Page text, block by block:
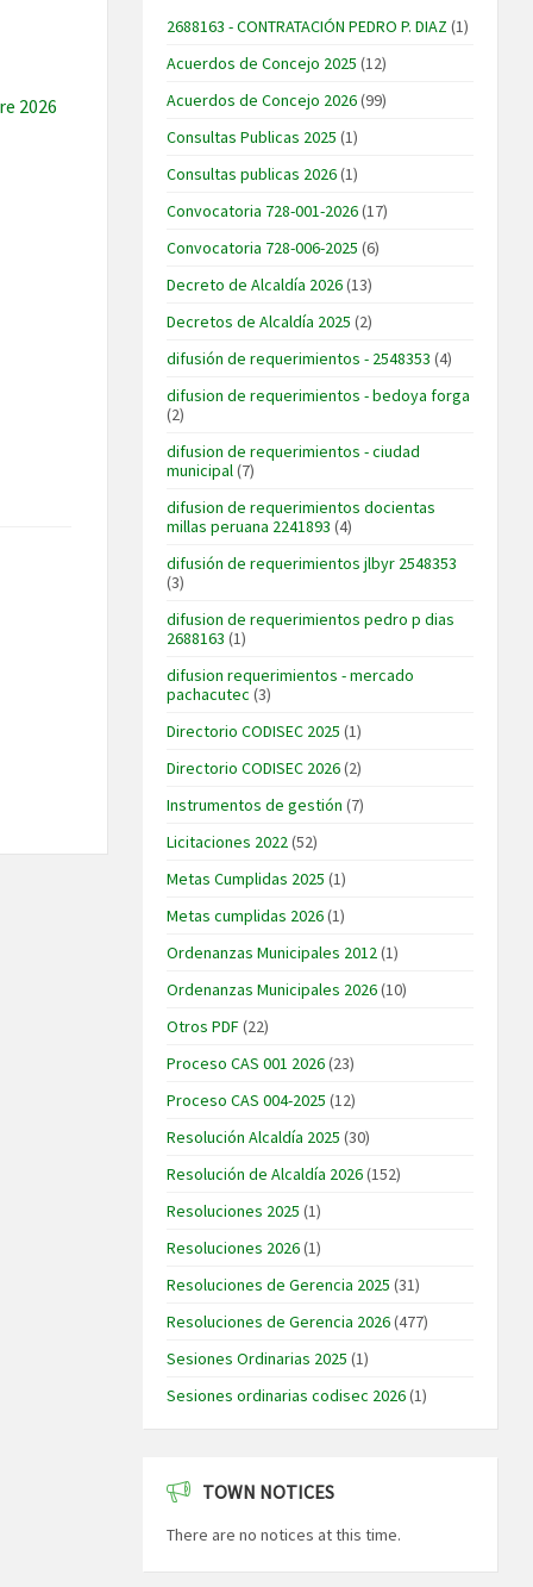
2026
2688163 - CONTRATACIÓN PEDRO P. DIAZ (1)
Acuerdos de Concejo 2025 (12)
Acuerdos de Concejo 2026(99)
Consultas Publicas 2025 (1)
Consultas publicas 2026(1)
Convocatoria 728-001-2026(17)
Convocatoria 728-006-2025 (6)
Decreto de Alcaldía 2026(13)
Decretos de Alcaldía 2025 (2)
difusión de requerimientos - 2548353 (4)
difusion de requerimientos - bedoya forga
(2)
difusion de requerimientos - ciudad
municipal(7)
difusion de requerimientos docientas
millas peruana 2241893 (4)
difusión de requerimientos jlbyr 2548353
(3)
difusion de requerimientos pedro p dias
2688163 (1)
difusion requerimientos - mercado
pachacutec (3)
Directorio CODISEC 2025 (1)
Directorio CODISEC 2026(2)
Instrumentos de gestión (7)
Licitaciones 2022(52)
Metas Cumplidas 2025 (1)
Metas cumplidas 2026(1)
Ordenanzas Municipales 2012(1)
Ordenanzas Municipales 2026(10)
Otros PDF(22)
Proceso CAS 001 2026(23)
Proceso CAS 004-2025 (12)
Resolución Alcaldía 2025 (30)
Resolución de Alcaldía 2026(152)
Resoluciones 2025 (1)
Resoluciones 2026(1)
Resoluciones de Gerencia 2025 (31)
Resoluciones de Gerencia 2026(477)
Sesiones Ordinarias 2025 (1)
Sesiones ordinarias codisec 2026(1)
TOWN NOTICES
There are no notices at this time.